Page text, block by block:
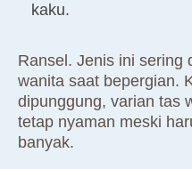
kaku.
Ransel. Jenis ini sering
wanita saat bepergian.
dipunggung, varian tas
tetap nyaman meski
banyak.